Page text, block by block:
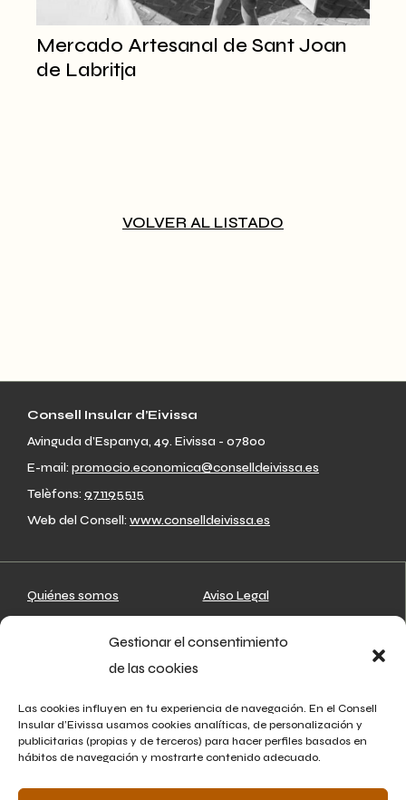
Gestionar el consentimiento
de las cookies
Las cookies influyen en tu experiencia de navegación. En el Consell
Insular d’Eivissa usamos cookies analíticas, de personalización y
publicitarias (propias y de terceros) para hacer perfiles basados en
hábitos de navegación y mostrarte contenido adecuado.
Mercado Artesanal de Sant Joan
de Labritja
VOLVER AL LISTADO
Consell Insular d’Eivissa
Avinguda d’Espanya, 49. Eivissa - 07800
E-mail: promocio.economica@conselldeivissa.es
Telèfons: 971195515
Web del Consell: www.conselldeivissa.es
Quiénes somos
Agenda
Noticias
Contacto
Aviso Legal
Política de cookies